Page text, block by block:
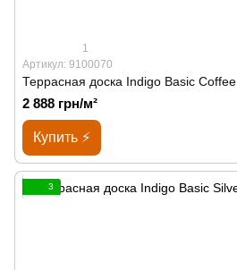
1
Артикул: 9100070
Террасная доска Indigo Basic Coffee
2 888 грн/м²
Купить ⚡
3